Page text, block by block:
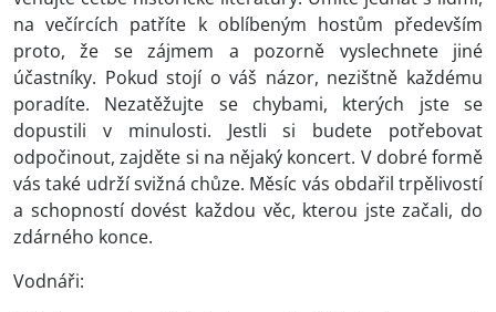
na večírcích patříte k oblíbeným hostům především
proto, že se zájmem a pozorně vyslechnete jiné
účastníky. Pokud stojí o váš názor, nezištně každému
poradíte. Nezatěžujte se chybami, kterých jste se
dopustili v minulosti. Jestli si budete potřebovat
odpočinout, zajděte si na nějaký koncert. V dobré formě
vás také udrží svižná chůze. Měsíc vás obdařil trpělivostí
a schopností dovést každou věc, kterou jste začali, do
zdárného konce.
Vodnáři: